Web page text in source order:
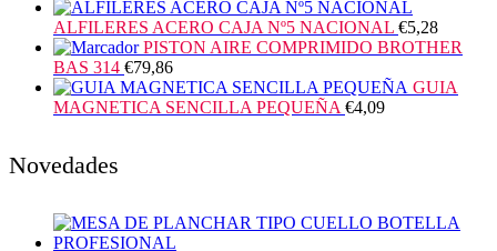
ALFILERES ACERO CAJA Nº5 NACIONAL €5,28
PISTON AIRE COMPRIMIDO BROTHER
BAS 314 €79,86
GUIA
MAGNETICA SENCILLA PEQUEÑA €4,09
Novedades